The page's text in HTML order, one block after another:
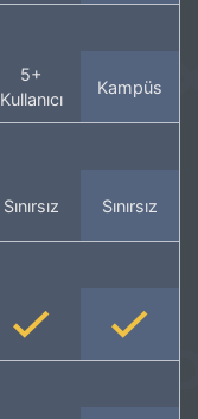
5+
Kullanıcı
Kampüs
Sınırsız Sınırsız